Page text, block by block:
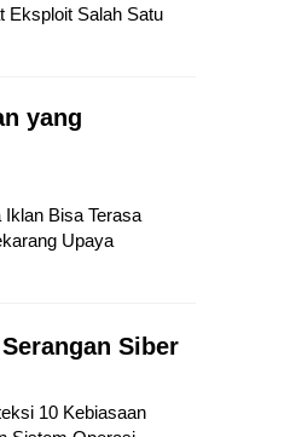
Eksploit Salah Satu
yang
Bisa Terasa
Upaya
Siber
10 Kebiasaan